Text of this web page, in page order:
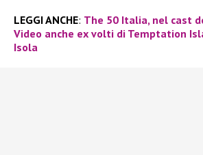
LEGGI ANCHE: The 50 Italia, nel cast
Video anche ex volti di Temptation
Isola